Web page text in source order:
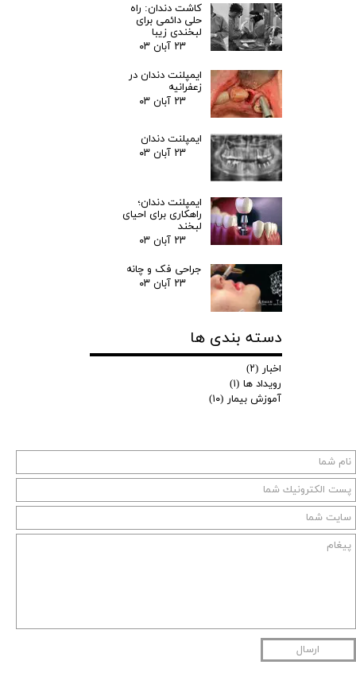
ارسال
کاشت دندان: راه
حلی دائمی برای
لبخندی زیبا
۲۳ آبان ۰۳
ایمپلنت دندان در
زعفرانیه
۲۳ آبان ۰۳
ایمپلنت دندان
۲۳ آبان ۰۳
ایمپلنت دندان؛
راهکاری برای احیای
لبخند
۲۳ آبان ۰۳
جراحی فک و چانه
۲۳ آبان ۰۳
دسته بندی ها
اخبار (۲)
رویداد ها (۱)
آموزش بیمار (۱۰)